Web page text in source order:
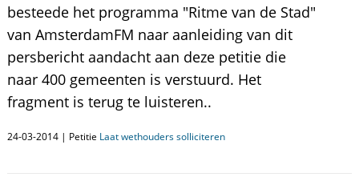
besteede het programma "Ritme van de Stad"
van AmsterdamFM naar aanleiding van dit
persbericht aandacht aan deze petitie die
naar 400 gemeenten is verstuurd. Het
fragment is terug te luisteren..
24-03-2014 | Petitie Laat wethouders solliciteren